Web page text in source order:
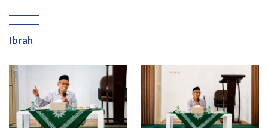
Ibrah